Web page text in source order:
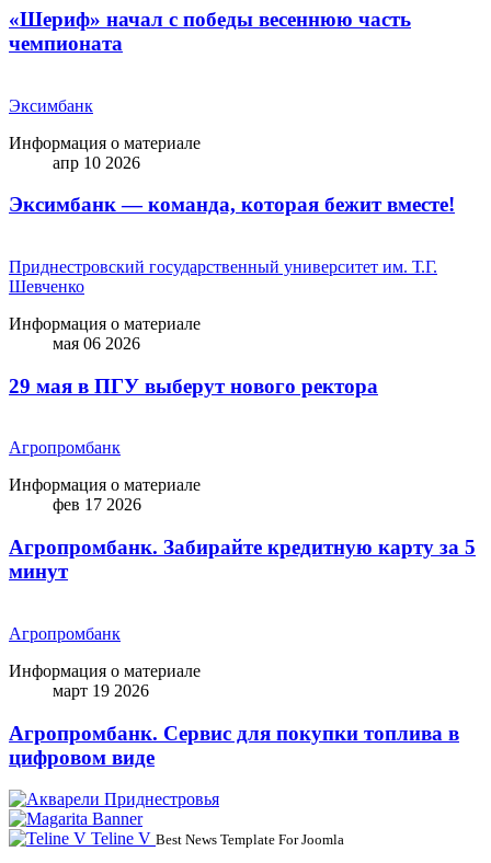
«Шериф» начал с победы весеннюю часть
чемпионата
Эксимбанк
Информация о материале
апр 10 2026
Эксимбанк — команда, которая бежит вместе!
Приднестровский государственный университет им. Т.Г.
Шевченко
Информация о материале
мая 06 2026
29 мая в ПГУ выберут нового ректора
Агропромбанк
Информация о материале
фев 17 2026
Агропромбанк. Забирайте кредитную карту за 5
минут
Агропромбанк
Информация о материале
март 19 2026
Агропромбанк. Сервис для покупки топлива в
цифровом виде
Teline V Best News Template For Joomla